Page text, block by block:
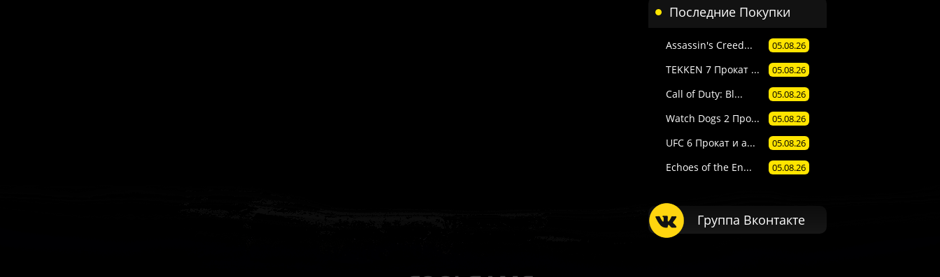
Прокат выдаётся автоматически сразу после оплаты. Активации (П3, П1) — вручную в течение 3 часов в рабочее время
Если локализация игры для PlayStation существует — она будет в игре. Подробности смотрите в описании товара.
Свяжитесь с нашей поддержкой — поможем решить проблему. На все товары даётся гарантия.
Да, наша поддержка работает ежедневно с 08:00 до 22:00 МСК. Пишите через сайт, VK или Telegram.
Последние Покупки
Assassin's Creed... 05.08.26
TEKKEN 7 Прокат ... 05.08.26
Call of Duty: Bl... 05.08.26
Watch Dogs 2 Про... 05.08.26
UFC 6 Прокат и а... 05.08.26
Echoes of the En... 05.08.26
Группа Вконтакте